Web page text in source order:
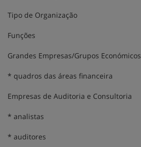
Tipo de Organização
Funções
Grandes Empresas/Grupos Económicos
* quadros das áreas financeira
Empresas de Auditoria e Consultoria
* analistas
* auditores